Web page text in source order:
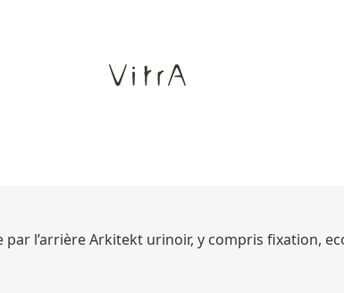
l’arrière Arkitekt urinoir, y compris fixation,